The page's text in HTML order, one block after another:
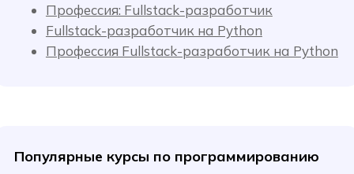
Профессия: Fullstack-разработчик
Fullstack-разработчик на Python
Профессия Fullstack-разработчик на Python
Популярные курсы по программированию